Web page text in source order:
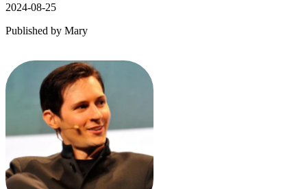
2024-08-25
Published by Mary